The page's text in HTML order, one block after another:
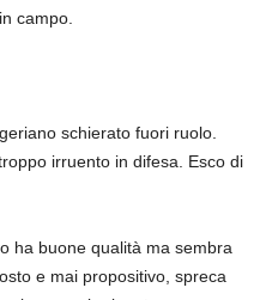
campo.
schierato fuori ruolo.
irruento in difesa. Esco di
ha buone qualità ma sembra
e mai propositivo, spreca